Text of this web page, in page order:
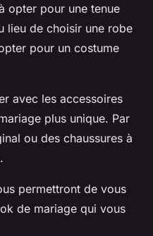
opter pour une tenue
lieu de choisir une robe
pour un costume
avec les accessoires
plus unique. Par
ou des chaussures à
permettront de vous
de mariage qui vous